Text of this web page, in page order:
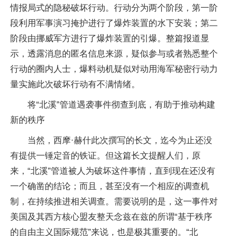
情报局式的隐秘破坏行动。行动分为两个阶段，第一阶
段利用军事演习掩护进行了爆炸装置的水下安装；第二
阶段由挪威军方进行了爆炸装置的引爆。整篇报道显
示，透露消息的匿名信息来源，疑似参与或者熟悉整个
行动的圈内人士，爆料动机疑似对动用海军秘密行动力
量实施此次破坏行动有不满情绪。
将“北溪”管道遇袭事件彻查到底，有助于推动构建
新的秩序
当然，西摩·赫什此次撰写的长文，迄今为止还没
有提供一锤定音的铁证。但这篇长文提醒人们，原
来，“北溪”管道被人为破坏这件事情，直到现在还没有
一个确凿的结论；而且，甚至没有一个相应的调查机
制，在持续推进相关调查。需要说明的是，这一事件对
美国及其西方核心盟友整天念兹在兹的所谓“基于秩序
的自由主义国际规范”来说，也是极其重要的。“北